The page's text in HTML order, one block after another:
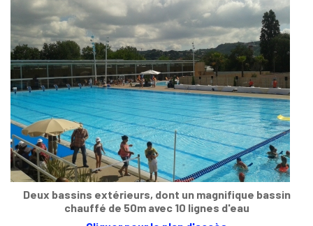
Deux bassins extérieurs, dont un magnifique bassin
chauffé de 50m avec 10 lignes d'eau